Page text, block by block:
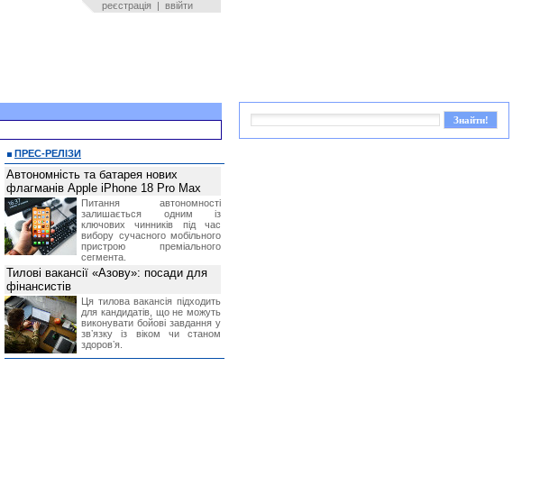
реєстрація | ввійти
ПРЕС-РЕЛІЗИ
Автономність та батарея нових
флагманів Apple iPhone 18 Pro Max
Питання автономності
залишається одним із
ключових чинників під час
вибору сучасного мобільного
пристрою преміального
сегмента.
Тилові вакансії «Азову»: посади для
фінансистів
Ця тилова вакансія підходить
для кандидатів, що не можуть
виконувати бойові завдання у
звʼязку із віком чи станом
здоровʼя.